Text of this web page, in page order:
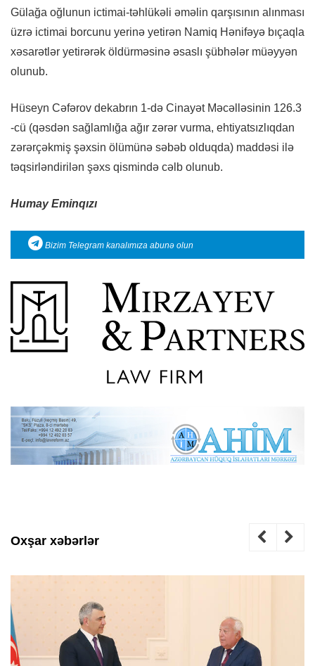
Gülağa oğlunun ictimai-təhlükəli əməlin qarşısının alınması
üzrə ictimai borcunu yerinə yetirən Namiq Hənifəyə bıçaqla
xəsarətlər yetirərək öldürməsinə əsaslı şübhələr müəyyən
olunub.
Hüseyn Cəfərov dekabrın 1-də Cinayət Məcəlləsinin 126.3
-cü (qəsdən sağlamlığa ağır zərər vurma, ehtiyatsızlıqdan
zərərçəkmiş şəxsin ölümünə səbəb olduqda) maddəsi ilə
təqsirləndirilən şəxs qismində cəlb olunub.
Humay Eminqızı
Bizim Telegram kanalımıza abunə olun
Oxşar xəbərlər